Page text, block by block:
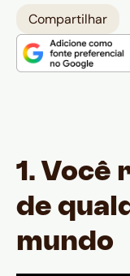
Compartilhar
1. Você
de
mundo